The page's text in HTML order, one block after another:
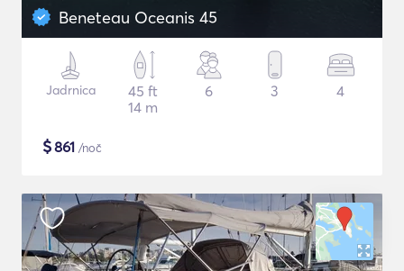
Beneteau Oceanis 45
Jadrnica
45 ft
14 m
6 3 4
$861 /noč